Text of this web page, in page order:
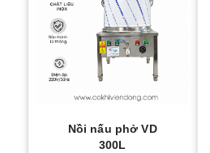
Nồi nấu phở VD
300L